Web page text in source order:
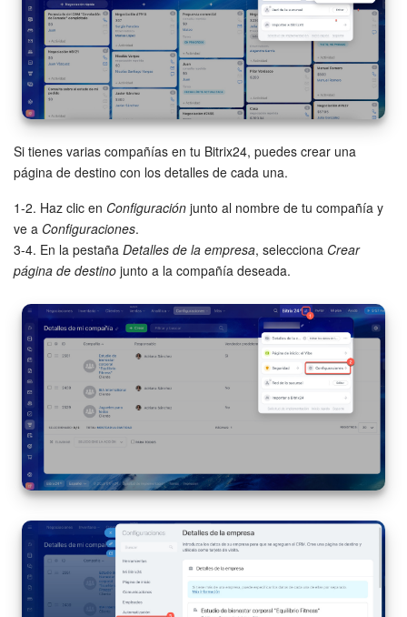
Si tienes varias compañías en tu Bitrix24, puedes crear una
página de destino con los detalles de cada una.
1-2. Haz clic en Configuración junto al nombre de tu compañía y
ve a Configuraciones.
3-4. En la pestaña Detalles de la empresa, selecciona Crear
página de destino junto a la compañía deseada.